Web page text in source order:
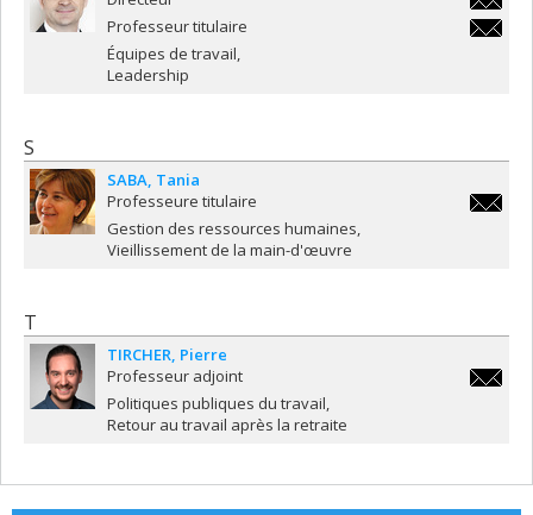
Professeur titulaire
Équipes de travail
Leadership
S
SABA Tania
Professeure titulaire
Gestion des ressources humaines
Vieillissement de la main-d'œuvre
T
TIRCHER Pierre
Professeur adjoint
Politiques publiques du travail
Retour au travail après la retraite